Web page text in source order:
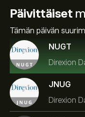
Päivittäiset
Tämän päivän
NUGT
JNUG